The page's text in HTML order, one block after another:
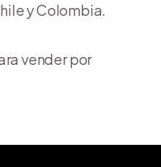
y Colombia.
vender por